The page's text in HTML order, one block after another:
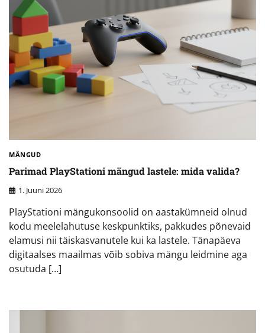
MÄNGUD
Parimad PlayStationi mängud lastele: mida valida?
1. Juuni 2026
PlayStationi mängukonsoolid on aastakümneid olnud
kodu meelelahutuse keskpunktiks, pakkudes põnevaid
elamusi nii täiskasvanutele kui ka lastele. Tänapäeva
digitaalses maailmas võib sobiva mängu leidmine aga
osutuda […]